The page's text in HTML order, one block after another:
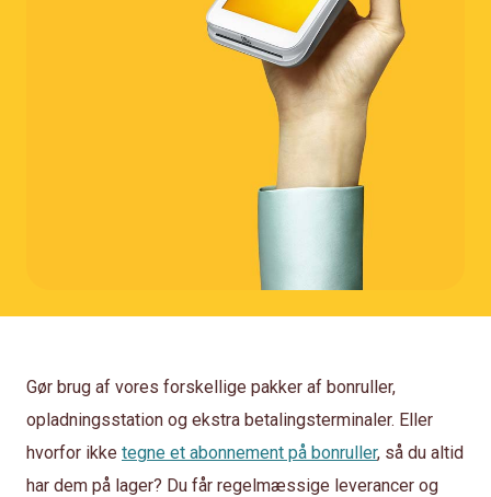
Gør brug af vores forskellige pakker af bonruller,
opladningsstation og ekstra betalingsterminaler. Eller
hvorfor ikke tegne et abonnement på bonruller, så du altid
har dem på lager? Du får regelmæssige leverancer og